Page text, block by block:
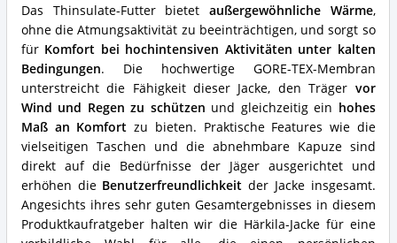
Das Thinsulate-Futter bietetaußergewöhnliche Wärme,
ohne die Atmungsaktivität zu beeinträchtigen, und sorgt so
für Komfort bei hochintensiven Aktivitäten unter kalten
Bedingungen. Die hochwertige GORE-TEX-Membran
unterstreicht die Fähigkeit dieser Jacke, den Träger vor
Wind und Regen zu schützen und gleichzeitig ein hohes
Maß an Komfort zu bieten. Praktische Features wie die
vielseitigen Taschen und die abnehmbare Kapuze sind
direkt auf die Bedürfnisse der Jäger ausgerichtet und
erhöhen die Benutzerfreundlichkeit der Jacke insgesamt.
Angesichts ihres sehr guten Gesamtergebnisses in diesem
Produktkaufratgeber halten wir die Härkila-Jacke für eine